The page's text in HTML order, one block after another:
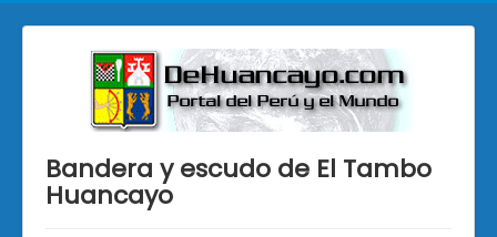
Bandera y escudo de El Tambo
Huancayo